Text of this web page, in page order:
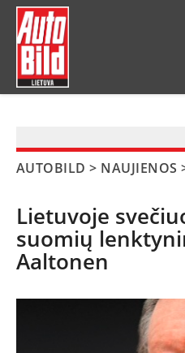
AUTOBILD > NAUJIENOS
Lietuvoje
suomių
Aaltonen